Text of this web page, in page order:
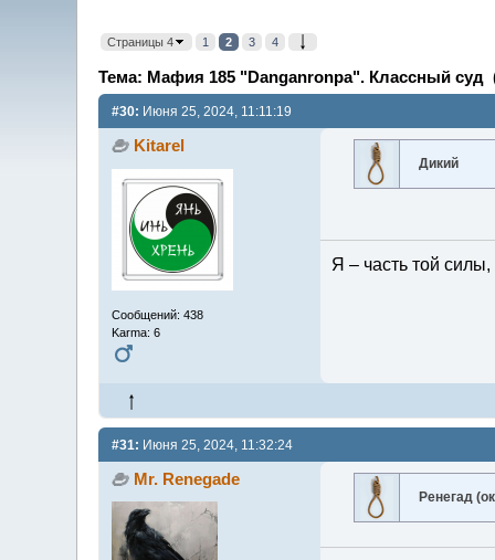
Страницы 4 1 2 3 4
Тема: Мафия 185 "Danganronpa". Классный суд
#30: Июня 25, 2024, 11:11:19
Kitarel
Сообщений: 438
Karma: 6
Дикий
Я – часть той силы,
#31: Июня 25, 2024, 11:32:24
Mr. Renegade
Ренегад